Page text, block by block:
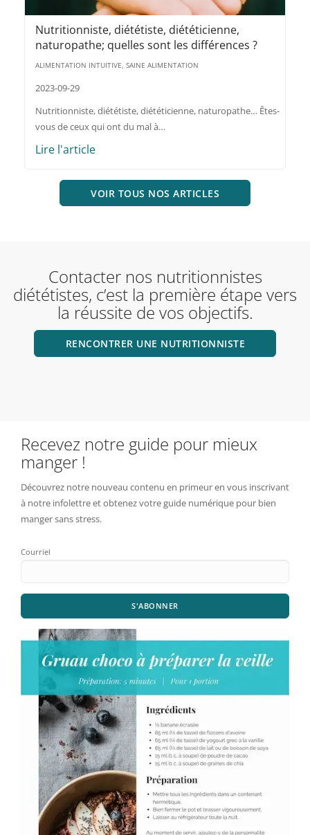
Nutritionniste, diététiste, diététicienne,
naturopathe; quelles sont les différences ?
ALIMENTATION INTUITIVE, SAINE ALIMENTATION
2023-09-29
Nutritionniste, diététiste, diététicienne, naturopathe… Êtes-
vous de ceux qui ont du mal à…
Lire l'article
VOIR TOUS NOS ARTICLES
Contacter nos nutritionnistes
diététistes, c’est la première étape vers
la réussite de vos objectifs.
RENCONTRER UNE NUTRITIONNISTE
Recevez notre guide pour mieux
manger !
Découvrez notre nouveau contenu en primeur en vous inscrivant
à notre infolettre et obtenez votre guide numérique pour bien
manger sans stress.
Courriel
S'ABONNER